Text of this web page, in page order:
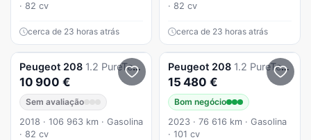
· 82 cv
cerca de 23 horas atrás
· 82 cv
cerca de 23 horas atrás
Peugeot 208 1.2 PureTech Active
10 900 €
Sem avaliação
2018 · 106 963 km · Gasolina
· 82 cv
Peugeot 208 1.2 PureTech Allure Pack EAT8
15 480 €
Bom negócio
2023 · 76 616 km · Gasolina
· 101 cv